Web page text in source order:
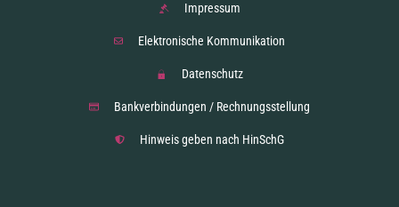
Impressum
Elektronische Kommunikation
Datenschutz
Bankverbindungen / Rechnungsstellung
Hinweis geben nach HinSchG